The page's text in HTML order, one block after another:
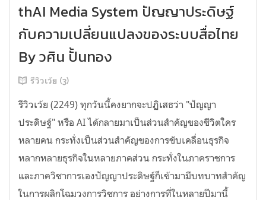
thAI Media System ปัญญาประดิษฐ์
กับความเปลี่ยนแปลงของระบบสื่อไทย
By วศิน ปั้นทอง
รีวิวเว้ย (3)
รีวิวเว้ย (2249) ทุกวันนี้คงยากจะปฏิเสธว่า "ปัญญา
ประดิษฐ์" หรือ AI ได้กลายมาเป็นส่วนสำคัญของชีวิตใคร
หลายคน กระทั่งเป็นส่วนสำคัญของการขับเคลื่อนธุรกิจ
หลากหลายธุรกิจในหลายภาคส่วน กระทั่งในภาคราชการ
และภาควิชาการเองปัญญาประดิษฐ์ก็เข้ามามีบทบาทสำคัญ
ในการผลิกโฉมวงการวิชการ อย่างการที่ในหลายปีมานี้